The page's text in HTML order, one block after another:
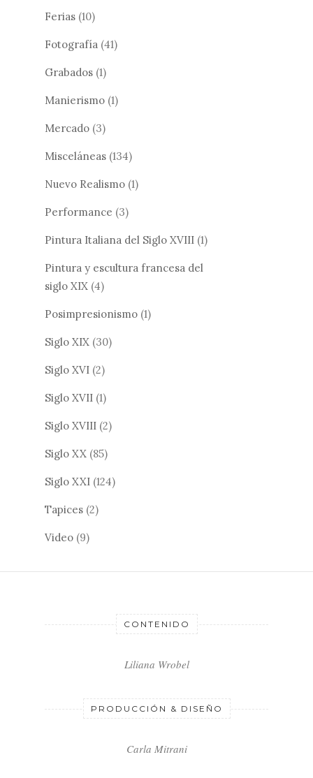
Ferias (10)
Fotografía (41)
Grabados (1)
Manierismo (1)
Mercado (3)
Misceláneas (134)
Nuevo Realismo (1)
Performance (3)
Pintura Italiana del Siglo XVIII (1)
Pintura y escultura francesa del
siglo XIX (4)
Posimpresionismo (1)
Siglo XIX (30)
Siglo XVI (2)
Siglo XVII (1)
Siglo XVIII (2)
Siglo XX (85)
Siglo XXI (124)
Tapices (2)
Video (9)
CONTENIDO
Liliana Wrobel
PRODUCCIÓN & DISEÑO
Carla Mitrani